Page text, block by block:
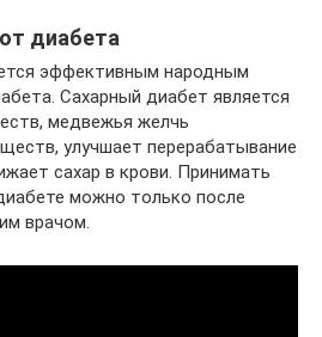
диабета
эффективным народным
Сахарный диабет является
медвежья желчь
улучшает перерабатывание
сахар в крови. Принимать
можно только после
врачом.